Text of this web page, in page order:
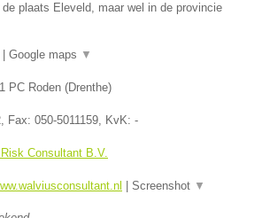
plaats Eleveld, maar wel in de provincie
Google maps ▼
PC Roden (Drenthe)
, Fax: 050-5011159, KvK: -
Consultant B.V.
Screenshot ▼